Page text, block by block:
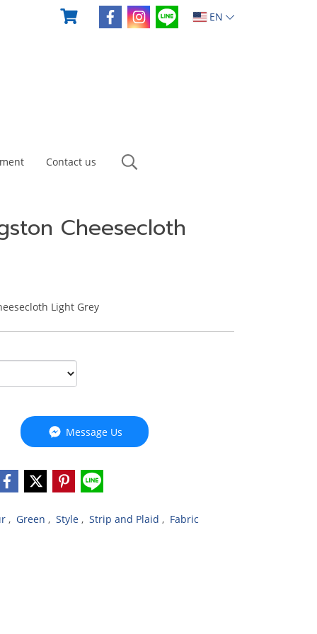
EN
Contact us
Cheesecloth
Light Grey
Message Us
, Green , Style , Strip and Plaid , Fabric